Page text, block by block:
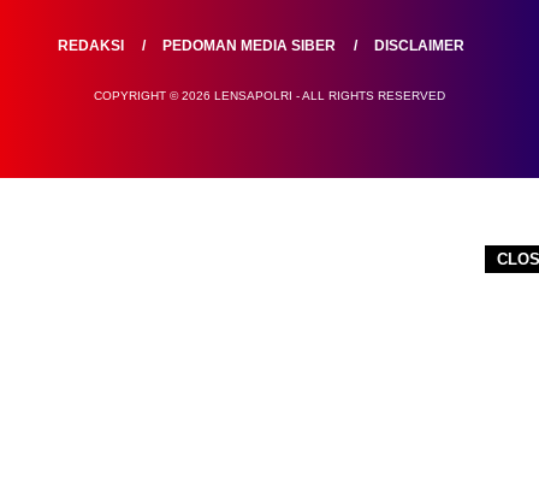
REDAKSI PEDOMAN MEDIA SIBER DISCLAIMER
COPYRIGHT © 2026 LENSAPOLRI - ALL RIGHTS RESERVED